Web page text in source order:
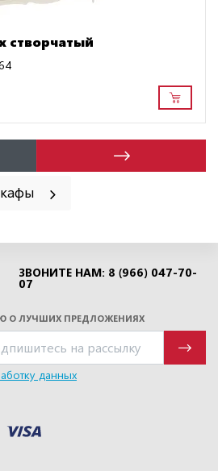
створчатый
ЗВОНИТЕ НАМ: 8 (966) 047-70-
07
О ЛУЧШИХ ПРЕДЛОЖЕНИЯХ
данных